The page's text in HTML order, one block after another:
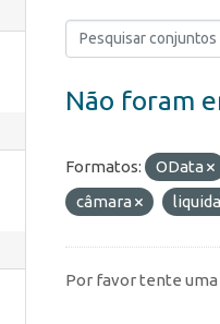
Não foram
Formatos: OData
câmara
Por favor tente uma